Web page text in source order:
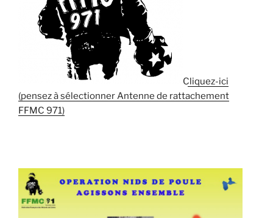
Cliquez-ici
(pensez à sélectionner Antenne de rattachement
FFMC 971)